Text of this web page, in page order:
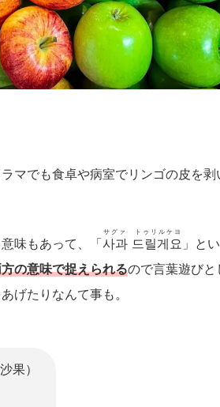
マでも食卓や病室でリンゴの皮を
味もあって、「사과 드릴게요
サグァ トゥリルケヨ
」と
の意味で捉えられるので言葉遊び
げたりなんて事も。
果）